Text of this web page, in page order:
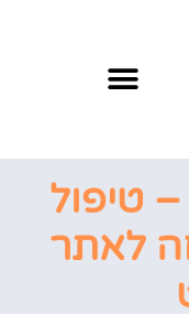
טיפול
לאתר